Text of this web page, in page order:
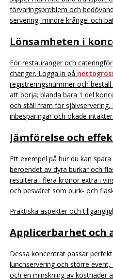
förvaringsproblem och
servering, mindre krångel och
Lönsamheten i
För restauranger och
changer. Logga in på
registreringsnummer och
att börja; blanda bara 1 del
och ställ fram för
inbesparingar och ökade intäkter.
Jämförelse och
Ett exempel på hur du kan
beroendet av dyra burkar och
resultera i flera kronor extra i
och besväret som burk- och
Praktiska aspekter och
Applicerbarhet och
Dessa koncentrat passar
lunchservering och större
och en minskning av kostnader